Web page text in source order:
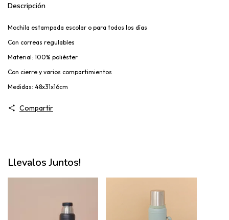
Descripción
Mochila estampada escolar o para todos los días
Con correas regulables
Material: 100% poliéster
Con cierre y varios compartimientos
Medidas: 48x31x16cm
Compartir
Llevalos Juntos!